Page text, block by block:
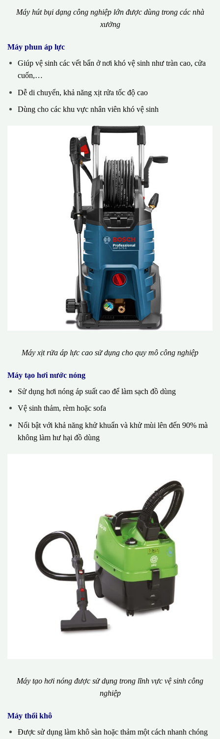
Máy hút bụi dạng công nghiệp lớn được dùng trong các nhà
xưởng
Máy phun áp lực
Giúp vệ sinh các vết bẩn ở nơi khó vệ sinh như tràn cao, cửa
cuốn,…
Dễ di chuyển, khả năng xịt rửa tốc độ cao
Dùng cho các khu vực nhân viên khó vệ sinh
Máy xịt rửa áp lực cao sử dụng cho quy mô công nghiệp
Máy tạo hơi nước nóng
Sử dụng hơi nóng áp suất cao để làm sạch đồ dùng
Vệ sinh thảm, rèm hoặc sofa
Nổi bật với khả năng khử khuẩn và khử mùi lên đến 90% mà
không làm hư hại đồ dùng
Máy tạo hơi nóng được sử dụng trong lĩnh vực vệ sinh công
nghiệp
Máy thổi khô
Được sử dụng làm khô sàn hoặc thảm một cách nhanh chóng